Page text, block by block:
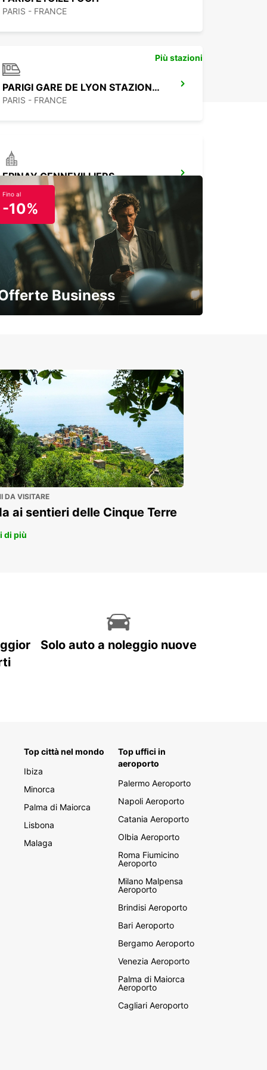
PARIS - FRANCE
PARIGI GARE DE LYON STAZIONE FERROVIARIA
PARIS - FRANCE
EPINAY GENNEVILLIERS
EPINAY SUR SEINE - FRANCE
Più stazioni
Fino al
-10%
Business
DA VISITARE
ai sentieri delle Cinque Terre
di più
Solo auto a noleggio nuove
Top città nel mondo
Ibiza
Minorca
Palma di Maiorca
Lisbona
Malaga
Top uffici in
aeroporto
Palermo Aeroporto
Napoli Aeroporto
Catania Aeroporto
Olbia Aeroporto
Roma Fiumicino
Aeroporto
Milano Malpensa
Aeroporto
Brindisi Aeroporto
Bari Aeroporto
Bergamo Aeroporto
Venezia Aeroporto
Palma di Maiorca
Aeroporto
Cagliari Aeroporto